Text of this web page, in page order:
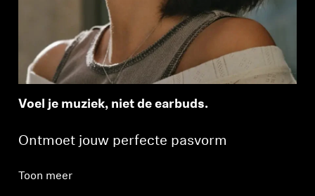
Voel je muziek, niet de earbuds.
Ontmoet jouw perfecte pasvorm
Toon meer